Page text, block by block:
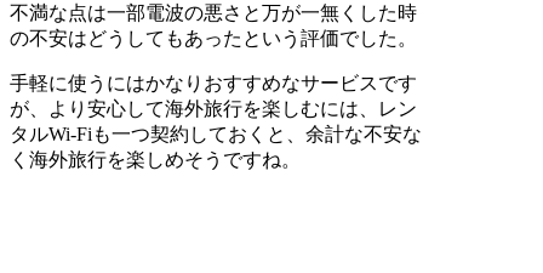
不満な点は一部電波の悪さと万が一無くした時
の不安はどうしてもあったという評価でした。
手軽に使うにはかなりおすすめなサービスです
が、より安心して海外旅行を楽しむには、レン
タルWi-Fiも一つ契約しておくと、余計な不安な
く海外旅行を楽しめそうですね。